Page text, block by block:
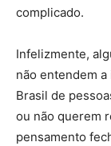
complicado.
Infelizmente,
não entendem
Brasil de
ou não querem
pensamento